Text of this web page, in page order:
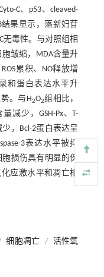
C、p53、cleaved-
结果显示，落新妇苷
无毒性。与对照组相
皱缩，MDA含量升
ROS累积、NO释放增
录和蛋白表达水平升
。与H2O2组相比，
减少，GSH-Px、T-
少，Bcl-2蛋白表达呈
3表达水平被抑
损伤具有明显的保
应激水平和凋亡相
细胞凋亡 / 活性氧